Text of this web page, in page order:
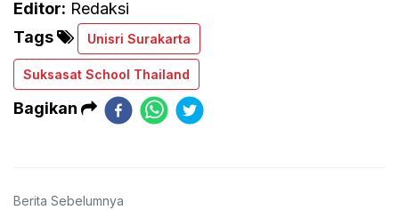
Editor: Redaksi
Tags
Unisri Surakarta
Suksasat School Thailand
Bagikan
Berita Sebelumnya